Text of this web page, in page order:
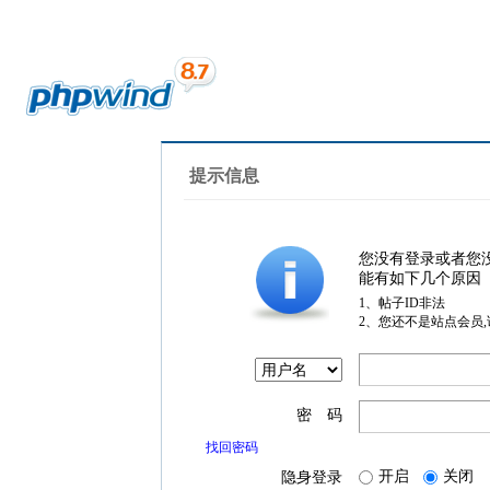
提示信息
您没有登录或者您
能有如下几个原因
1、帖子ID非法
2、您还不是站点会员
密 码
找回密码
隐身登录 开启 关闭